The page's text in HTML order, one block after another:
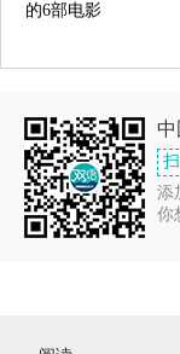
的6部电影
添
你